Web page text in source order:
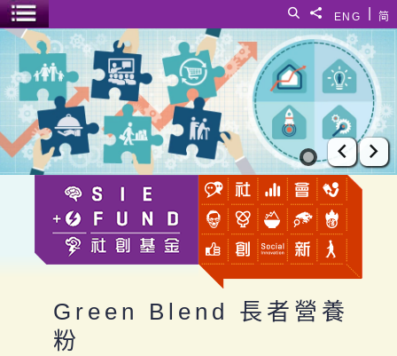
简
ENG
分享給
搜尋
選單開關
Green Blend 長者營養粉
上一張
下
Green Blend 長者營養
粉